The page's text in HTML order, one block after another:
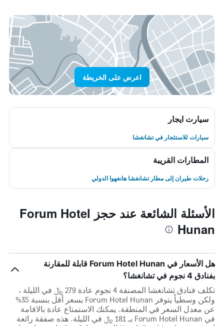
اعرض على الخريطة
سيارت ايجار
سيارات للاستئجار في تشانغشا
المطارات القريبة
رحلات طيران إلى مطار تشانغشا هانغهوا الدولي
الأسئلة الشائعة عند حجز Forum Hotel
Hunan
هل الأسعار في Forum Hotel Hunan قابلة للمقارنة
بفنادق 4 نجوم في تشانغشا؟
تكلف فنادق تشانغشا المصنفة 4 نجوم عادة 279 ﷼ في الليلة ،
ولكن وسطياً يتوفر Forum Hotel Hunan بسعر أقل بنسبة 35%
عن معدل السعر في المنطقة. يمكنك الاستمتاع عادة بالاقامة
في Forum Hotel Hunan بـ 181 ﷼ في الليلة. هذه صفقة رائعة